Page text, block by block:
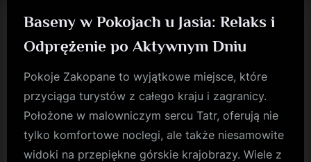
Baseny w Pokojach u Jasia: Relaks i
Odprężenie po Aktywnym Dniu
Pokoje Zakopane to wyjątkowe miejsce, które
przyciąga turystów z całego kraju i zagranicy.
Położone w malowniczym sercu Tatr, oferują nie
tylko komfortowe noclegi, ale także niesamowite
widoki na przepiękne górskie krajobrazy. Wiele z